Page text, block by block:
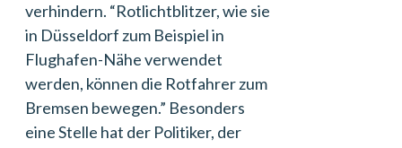
verhindern. “Rotlichtblitzer, wie sie
in Düsseldorf zum Beispiel in
Flughafen-Nähe verwendet
werden, können die Rotfahrer zum
Bremsen bewegen.” Besonders
eine Stelle hat der Politiker, der